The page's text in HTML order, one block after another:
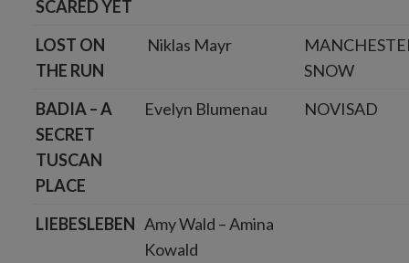
SCARED YET
LOST ON
THE RUN
Niklas Mayr
SNOW
BADIA – A
SECRET
TUSCAN
PLACE
Evelyn Blumenau NOVISAD
LIEBESLEBEN Amy Wald – Amina
Kowald